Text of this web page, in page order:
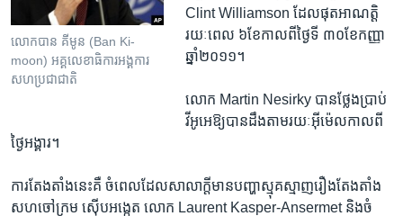
លោកបាន​ គីមូន (Ban Ki-
moon) ​អគ្គ​លេខា​ធិការ​អង្គ​ការ​
សហ​ប្រជា​ជាតិ​
Clint Williamson​ ដែល​ផុត​អាណត្តិ​
រយៈពេល ​៦ខែ​កាលពី​ថ្ងៃទី ​៣០​ខែកញ្ញា​
ឆ្នាំ២០១១។
លោក ​Martin Nesirky ​បាន​ថ្លែងប្រាប់​
វីអូអេ​ឱ្យ​បាន​ដឹង​តាមរយៈ​អ៊ីម៉េល​កាលពី
ថ្ងៃ​អង្គារ។
ការតែងតាំង​នេះ​គឺ​ ចំពេល​ដែល​សាលាក្តី​មាន​បញ្ហា​ស្មុគស្មាញ​រឿង​តែងតាំង​
សហចៅក្រម​ ស៊ើបអង្កេត​ លោក​ Laurent Kasper-Ansermet ​និង​ចំ